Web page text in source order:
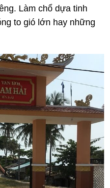
Làm chổ dựa tinh
to gió lớn hay những